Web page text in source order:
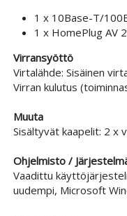
1 x 10Base-T/
1 x HomePlug AV
Virransyöttö
Virtalähde: Sisäinen
Virran kulutus
Muuta
Sisältyvät kaapelit: 2 x
Ohjelmisto /
Vaadittu
uudempi, Microsoft